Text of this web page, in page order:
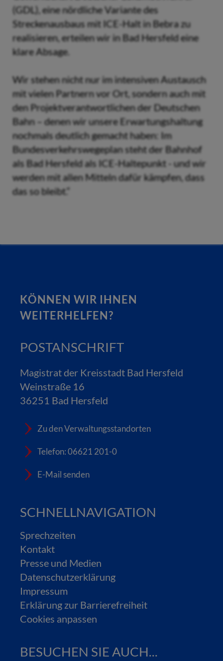
(GDL), eine nördliche Variante des
Streckenausbaus mit ICE-Halt in Bebra zu
realisieren, erteilen wir in Bad Hersfeld eine
klare Absage.
Wir stehen nicht nur im intensiven Austausch
mit vielen Partnern vor Ort, sondern auch mit
den Projektverantwortlichen der Deutschen
Bahn – denen wir unsere Erwartungshaltung
nochmals deutlich gemacht haben: Im
Bundesverkehrswegeplan steht der Bahnhof
als Bad Hersfeld als ICE-Haltepunkt - und wir
werden mit allen Mitteln dafür kämpfen, dass
das so bleibt.“
KÖNNEN WIR IHNEN
WEITERHELFEN?
POSTANSCHRIFT
Magistrat der Kreisstadt Bad Hersfeld
Weinstraße 16
36251 Bad Hersfeld
Zu den Verwaltungsstandorten
Telefon: 06621 201-0
E-Mail senden
SCHNELLNAVIGATION
Sprechzeiten
Kontakt
Presse und Medien
Datenschutzerklärung
Impressum
Erklärung zur Barrierefreiheit
Cookies anpassen
BESUCHEN SIE AUCH...